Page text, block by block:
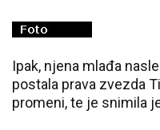
Ipak, njena mlađa
postala prava zvezda
promeni, te je snimila